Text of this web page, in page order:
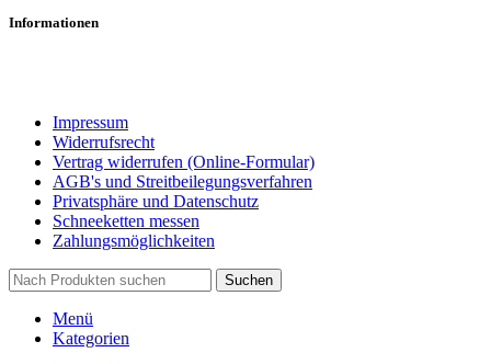
Informationen
Impressum
Widerrufsrecht
Vertrag widerrufen (Online-Formular)
AGB's und Streitbeilegungsverfahren
Privatsphäre und Datenschutz
Schneeketten messen
Zahlungsmöglichkeiten
Suchen
Menü
Kategorien